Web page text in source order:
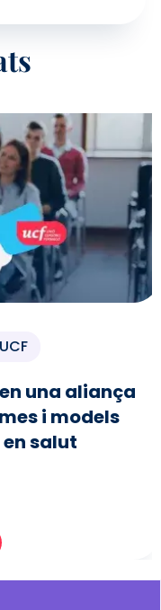
UCF
una aliança
i models
salut